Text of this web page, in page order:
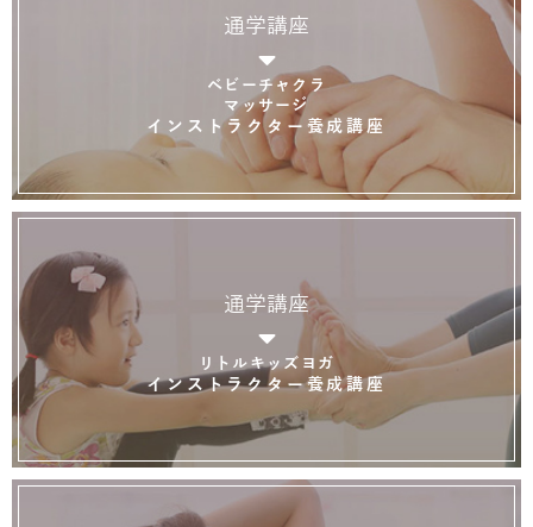
通学講座
ベビーチャクラ
マッサージ
インストラクター養成講座
通学講座
リトルキッズヨガ
インストラクター養成講座